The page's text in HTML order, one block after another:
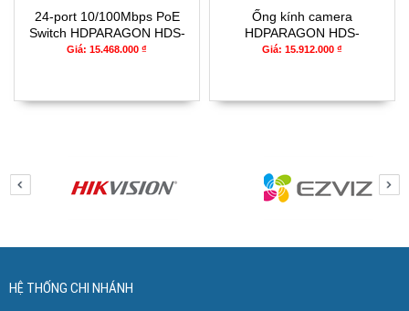
24-port 10/100Mbps PoE
Switch HDPARAGON HDS-
SW1024POE/M
Giá: 15.468.000 ₫
Ống kính camera
HDPARAGON HDS-
VF0840D-MCS
Giá: 15.912.000 ₫
HỆ THỐNG CHI NHÁNH